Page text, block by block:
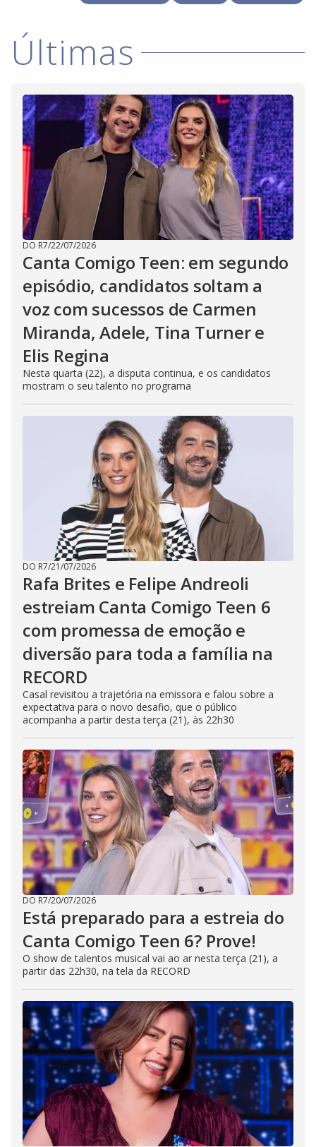
Últimas
DO R7/22/07/2026
Canta Comigo Teen: em segundo
episódio, candidatos soltam a
voz com sucessos de Carmen
Miranda, Adele, Tina Turner e
Elis Regina
Nesta quarta (22), a disputa continua, e os candidatos
mostram o seu talento no programa
DO R7/21/07/2026
Rafa Brites e Felipe Andreoli
estreiam Canta Comigo Teen 6
com promessa de emoção e
diversão para toda a família na
RECORD
Casal revisitou a trajetória na emissora e falou sobre a
expectativa para o novo desafio, que o público
acompanha a partir desta terça (21), às 22h30
DO R7/20/07/2026
Está preparado para a estreia do
Canta Comigo Teen 6? Prove!
O show de talentos musical vai ao ar nesta terça (21), a
partir das 22h30, na tela da RECORD